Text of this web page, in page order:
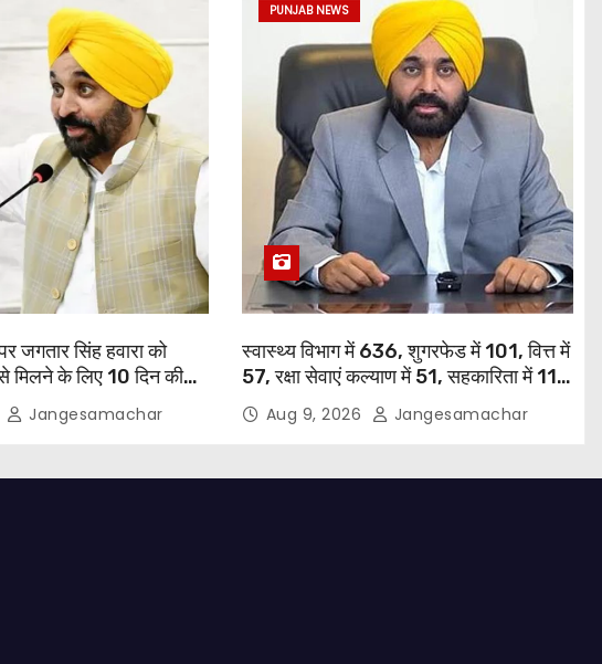
जगतार सिंह हवारा को
से मिलने के लिए 10 दिन की
मुख्यमंत्री भगवंत सिंह मान
Jangesamachar
PUNJAB NEWS
स्वास्थ्य विभाग में 636, शुगरफेड में 101, वित्त में
57, रक्षा सेवाएं कल्याण में 51, सहकारिता में 11
और गृह विभाग में 10 नियुक्तियां हुईं: मुख्यमंत्री
भगवंत सिंह मान
Aug 9, 2026 Jangesamachar